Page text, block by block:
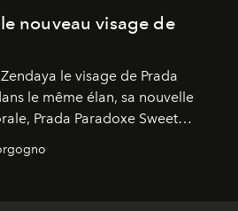
nouveau visage de
le visage de Prada
le même élan, sa nouvelle
Prada Paradoxe Sweet